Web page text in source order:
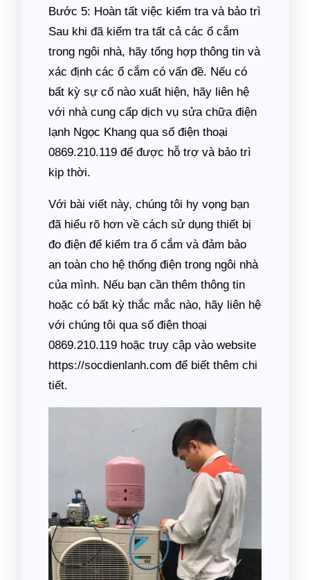
Bước 5: Hoàn tất việc kiểm tra và bảo trì
Sau khi đã kiểm tra tất cả các ổ cắm
trong ngôi nhà, hãy tổng hợp thông tin và
xác định các ổ cắm có vấn đề. Nếu có
bất kỳ sự cố nào xuất hiện, hãy liên hệ
với nhà cung cấp dịch vụ sửa chữa điện
lạnh Ngọc Khang qua số điện thoại
0869.210.119 để được hỗ trợ và bảo trì
kịp thời.
Với bài viết này, chúng tôi hy vọng bạn
đã hiểu rõ hơn về cách sử dụng thiết bị
đo điện để kiểm tra ổ cắm và đảm bảo
an toàn cho hệ thống điện trong ngôi nhà
của mình. Nếu bạn cần thêm thông tin
hoặc có bất kỳ thắc mắc nào, hãy liên hệ
với chúng tôi qua số điện thoại
0869.210.119 hoặc truy cập vào website
https://socdienlanh.com để biết thêm chi
tiết.